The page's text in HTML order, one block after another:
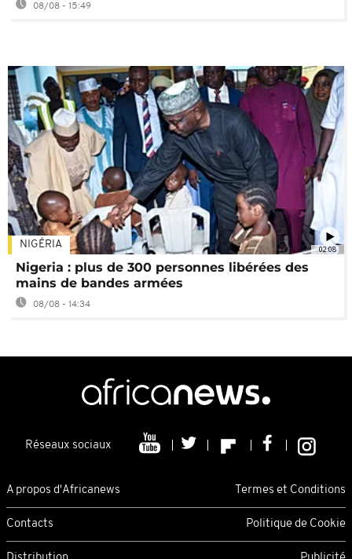
08/08 - 15:49
02:08
NIGÉRIA
Nigeria : plus de 300 personnes libérées des
mains de bandes armées
08/08 - 14:34
Réseaux sociaux
A propos d'Africanews Termes et Conditions
Contacts Politique de Cookie